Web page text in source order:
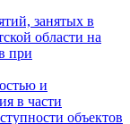
занятых в
области на
при
и
в части
объектов